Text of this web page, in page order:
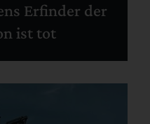
Erfinder der
ist tot